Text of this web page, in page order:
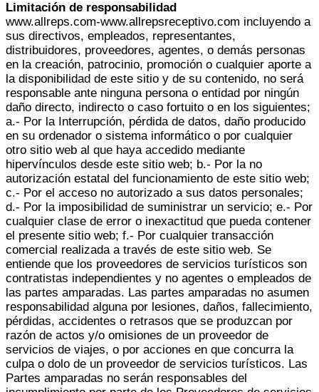
Limitación de responsabilidad
www.allreps.com-www.allrepsreceptivo.com incluyendo a
sus directivos, empleados, representantes,
distribuidores, proveedores, agentes, o demás personas
en la creación, patrocinio, promoción o cualquier aporte a
la disponibilidad de este sitio y de su contenido, no será
responsable ante ninguna persona o entidad por ningún
daño directo, indirecto o caso fortuito o en los siguientes;
a.- Por la Interrupción, pérdida de datos, daño producido
en su ordenador o sistema informático o por cualquier
otro sitio web al que haya accedido mediante
hipervínculos desde este sitio web; b.- Por la no
autorización estatal del funcionamiento de este sitio web;
c.- Por el acceso no autorizado a sus datos personales;
d.- Por la imposibilidad de suministrar un servicio; e.- Por
cualquier clase de error o inexactitud que pueda contener
el presente sitio web; f.- Por cualquier transacción
comercial realizada a través de este sitio web. Se
entiende que los proveedores de servicios turísticos son
contratistas independientes y no agentes o empleados de
las partes amparadas. Las partes amparadas no asumen
responsabilidad alguna por lesiones, daños, fallecimiento,
pérdidas, accidentes o retrasos que se produzcan por
razón de actos y/o omisiones de un proveedor de
servicios de viajes, o por acciones en que concurra la
culpa o dolo de un proveedor de servicios turísticos. Las
Partes amparadas no serán responsables del